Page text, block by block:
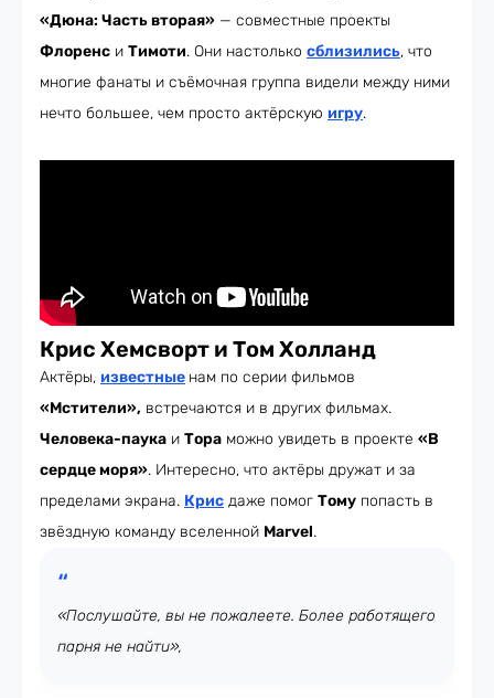
«Дюна: Часть вторая» — совместные проекты
Флоренс и Тимоти. Они настолько сблизились, что
многие фанаты и съёмочная группа видели между ними
нечто большее, чем просто актёрскую игру.
Крис Хемсворт и Том Холланд
Актёры, известные нам по серии фильмов
«Мстители», встречаются и в других фильмах.
Человека-паука и Тора можно увидеть в проекте «В
сердце моря». Интересно, что актёры дружат и за
пределами экрана. Крис даже помог Тому попасть в
звёздную команду вселенной Marvel.
«Послушайте, вы не пожалеете. Более работящего
парня не найти»,